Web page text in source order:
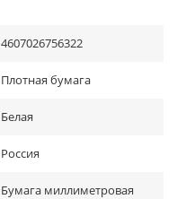
4607026756322
Плотная бумага
Белая
Россия
Бумага миллиметровая